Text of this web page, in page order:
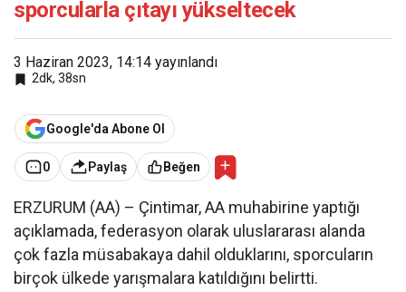
sporcularla çıtayı yükseltecek
3 Haziran 2023, 14:14 yayınlandı
2dk, 38sn
Google'da Abone Ol
0 Paylaş Beğen
ERZURUM (AA) – Çintimar, AA muhabirine yaptığı
açıklamada, federasyon olarak uluslararası alanda
çok fazla müsabakaya dahil olduklarını, sporcuların
birçok ülkede yarışmalara katıldığını belirtti.